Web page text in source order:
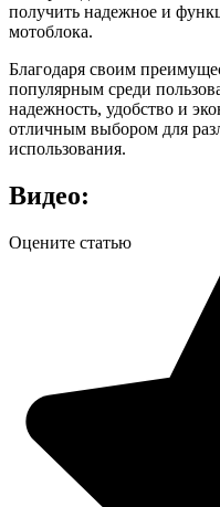
получить надежное и
мотоблока.
Благодаря своим
популярным среди
надежность, удобство и
отличным выбором для
использования.
Видео:
Оцените статью